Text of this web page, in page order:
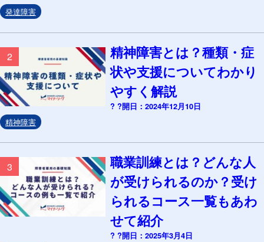
発達障害
2
精神障害とは？種類・症
状や支援についてわかり
やすく解説
? ?開日：2024年12月10日
精神障害
3
職業訓練とは？どんな人
が受けられるのか？受け
られるコース一覧もあわ
せて紹介
? ?開日：2025年3月4日